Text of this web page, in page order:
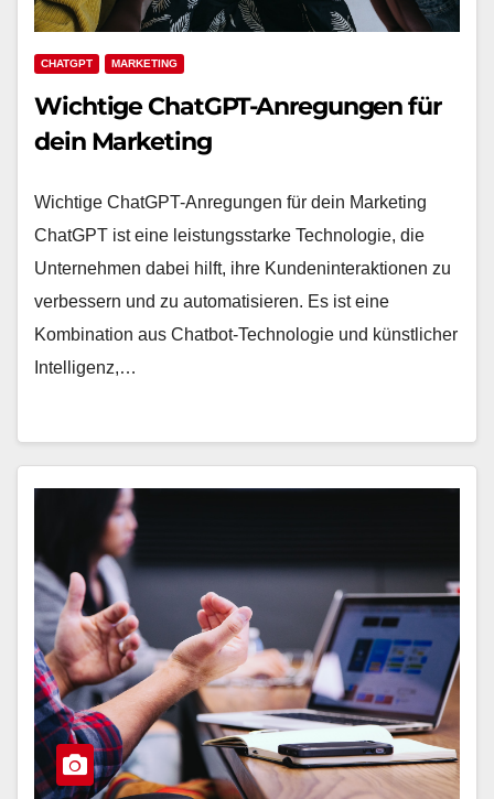
CHATGPT MARKETING
Wichtige ChatGPT-Anregungen für
dein Marketing
Wichtige ChatGPT-Anregungen für dein Marketing
ChatGPT ist eine leistungsstarke Technologie, die
Unternehmen dabei hilft, ihre Kundeninteraktionen zu
verbessern und zu automatisieren. Es ist eine
Kombination aus Chatbot-Technologie und künstlicher
Intelligenz,…